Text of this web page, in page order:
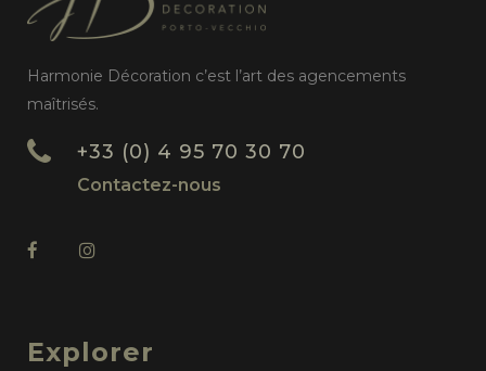
Harmonie Décoration c’est l’art des agencements
maîtrisés.
+33 (0) 4 95 70 30 70
Contactez-nous
Explorer